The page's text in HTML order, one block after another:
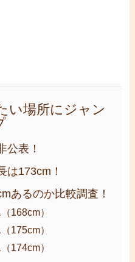
い場所にジャン
公表！
は173cm！
あるのか比較調査！
168cm）
175cm）
174cm）